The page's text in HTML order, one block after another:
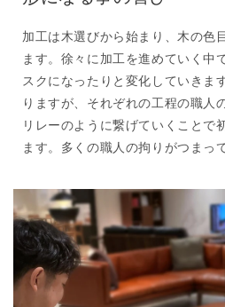
加工は木選びから始まり、木の色
ます。徐々に加工を進めていく中
スクになったりと変化していきま
りますが、それぞれの工程の職人
リレーのように繋げていくことで
ます。多くの職人の拘りがつまっ